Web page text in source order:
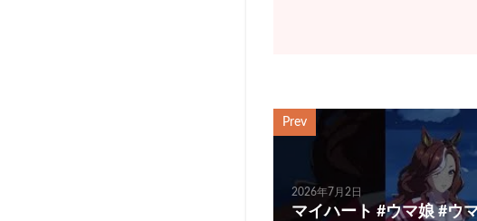
Prev
2026年7月2日
マイハート #ウマ娘 #ウ